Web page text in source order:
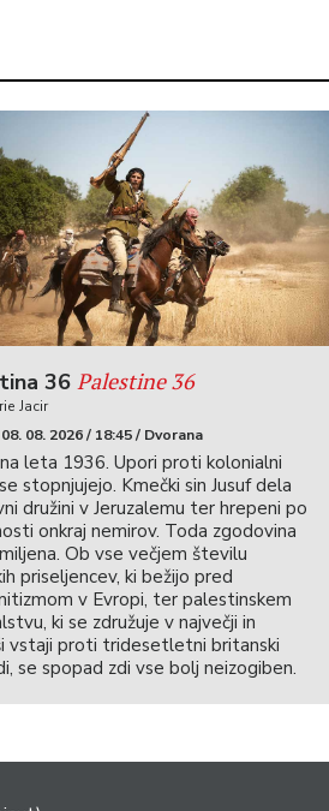
36 Palestine 36
Jacir
08. 2026 / 18:45 / Dvorana
leta 1936. Upori proti kolonialni
stopnjujejo. Kmečki sin Jusuf dela
družini v Jeruzalemu ter hrepeni po
onkraj nemirov. Toda zgodovina
Ob vse večjem številu
priseljencev, ki bežijo pred
v Evropi, ter palestinskem
ki se združuje v največji in
vstaji proti tridesetletni britanski
se spopad zdi vse bolj neizogiben.